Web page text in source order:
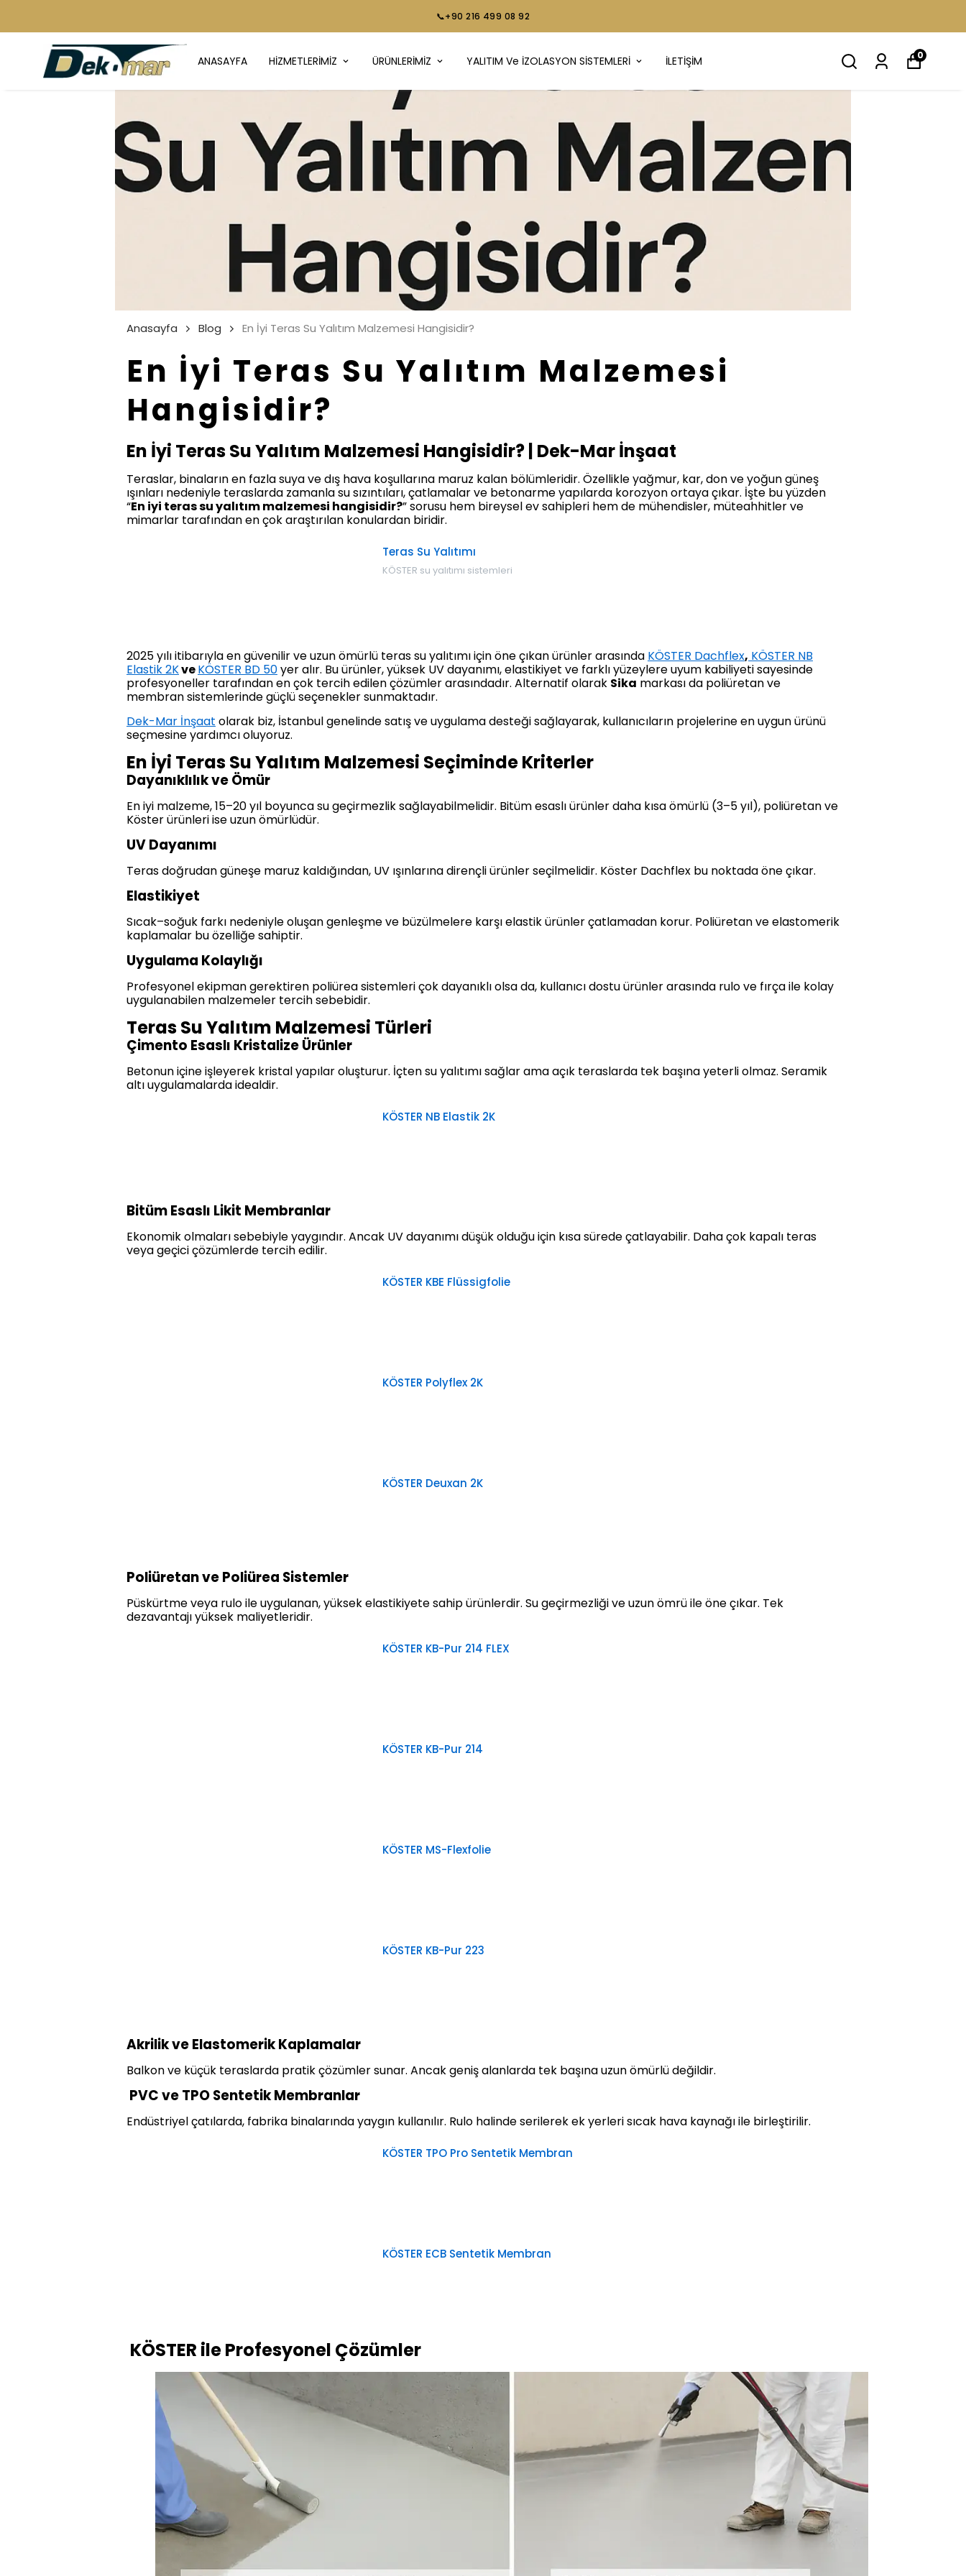
📞+90 216 499 08 92
ANASAYFA HİZMETLERİMİZ ÜRÜNLERİMİZ YALITIM Ve İZOLASYON SİSTEMLERİ İLETİŞİM 0
Anasayfa Blog En İyi Teras Su Yalıtım Malzemesi Hangisidir?
En İyi Teras Su Yalıtım Malzemesi
Hangisidir?
En İyi Teras Su Yalıtım Malzemesi Hangisidir? | Dek-Mar İnşaat
Teraslar, binaların en fazla suya ve dış hava koşullarına maruz kalan bölümleridir. Özellikle yağmur, kar, don ve yoğun güneş
ışınları nedeniyle teraslarda zamanla su sızıntıları, çatlamalar ve betonarme yapılarda korozyon ortaya çıkar. İşte bu yüzden
“En iyi teras su yalıtım malzemesi hangisidir?” sorusu hem bireysel ev sahipleri hem de mühendisler, müteahhitler ve
mimarlar tarafından en çok araştırılan konulardan biridir.
Teras Su Yalıtımı
KÖSTER su yalıtımı sistemleri
2025 yılı itibarıyla en güvenilir ve uzun ömürlü teras su yalıtımı için öne çıkan ürünler arasında KÖSTER Dachflex, KÖSTER NB
Elastik 2KveKÖSTER BD 50yer alır. Bu ürünler, yüksek UV dayanımı, elastikiyet ve farklı yüzeylere uyum kabiliyeti sayesinde
profesyoneller tarafından en çok tercih edilen çözümler arasındadır. Alternatif olarak Sika markası da poliüretan ve
membran sistemlerinde güçlü seçenekler sunmaktadır.
Dek-Mar İnşaat olarak biz, İstanbul genelinde satış ve uygulama desteği sağlayarak, kullanıcıların projelerine en uygun ürünü
seçmesine yardımcı oluyoruz.
En İyi Teras Su Yalıtım Malzemesi Seçiminde Kriterler
Dayanıklılık ve Ömür
En iyi malzeme, 15–20 yıl boyunca su geçirmezlik sağlayabilmelidir. Bitüm esaslı ürünler daha kısa ömürlü (3–5 yıl), poliüretan ve
Köster ürünleri ise uzun ömürlüdür.
UV Dayanımı
Teras doğrudan güneşe maruz kaldığından, UV ışınlarına dirençli ürünler seçilmelidir. Köster Dachflex bu noktada öne çıkar.
Elastikiyet
Sıcak–soğuk farkı nedeniyle oluşan genleşme ve büzülmelere karşı elastik ürünler çatlamadan korur. Poliüretan ve elastomerik
kaplamalar bu özelliğe sahiptir.
Uygulama Kolaylığı
Profesyonel ekipman gerektiren poliürea sistemleri çok dayanıklı olsa da, kullanıcı dostu ürünler arasında rulo ve fırça ile kolay
uygulanabilen malzemeler tercih sebebidir.
Teras Su Yalıtım Malzemesi Türleri
Çimento Esaslı Kristalize Ürünler
Betonun içine işleyerek kristal yapılar oluşturur. İçten su yalıtımı sağlar ama açık teraslarda tek başına yeterli olmaz. Seramik
altı uygulamalarda idealdir.
KÖSTER NB Elastik 2K
Bitüm Esaslı Likit Membranlar
Ekonomik olmaları sebebiyle yaygındır. Ancak UV dayanımı düşük olduğu için kısa sürede çatlayabilir. Daha çok kapalı teras
veya geçici çözümlerde tercih edilir.
KÖSTER KBE Flüssigfolie
KÖSTER Polyflex 2K
KÖSTER Deuxan 2K
Poliüretan ve Poliürea Sistemler
Püskürtme veya rulo ile uygulanan, yüksek elastikiyete sahip ürünlerdir. Su geçirmezliği ve uzun ömrü ile öne çıkar. Tek
dezavantajı yüksek maliyetleridir.
KÖSTER KB-Pur 214 FLEX
KÖSTER KB-Pur 214
KÖSTER MS-Flexfolie
KÖSTER KB-Pur 223
Akrilik ve Elastomerik Kaplamalar
Balkon ve küçük teraslarda pratik çözümler sunar. Ancak geniş alanlarda tek başına uzun ömürlü değildir.
PVC ve TPO Sentetik Membranlar
Endüstriyel çatılarda, fabrika binalarında yaygın kullanılır. Rulo halinde serilerek ek yerleri sıcak hava kaynağı ile birleştirilir.
KÖSTER TPO Pro Sentetik Membran
KÖSTER ECB Sentetik Membran
KÖSTER ile Profesyonel Çözümler